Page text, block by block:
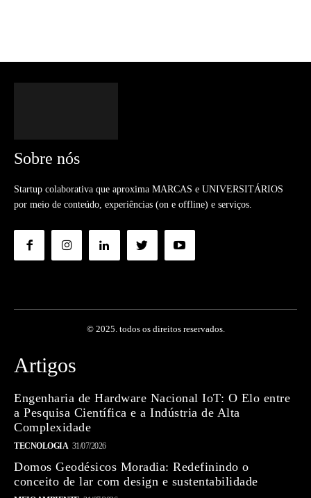
Sobre nós
Startup colaborativa que aproxima MARCAS e UNIVERSITÁRIOS
por meio de conteúdo, experiências (on e offline) e serviços.
© 2025. todos os direitos reservados.
Artigos
Engenharia de Hardware Nacional IoT: O Elo entre
a Pesquisa Científica e a Indústria de Alta
Complexidade
TECNOLOGIA 31/07/2026
Domos Geodésicos Moradia: Redefinindo o
conceito de lar com design e sustentabilidade